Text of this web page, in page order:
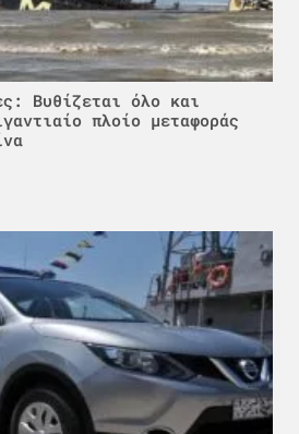
Βυθίζεται όλο και
πλοίο μεταφοράς